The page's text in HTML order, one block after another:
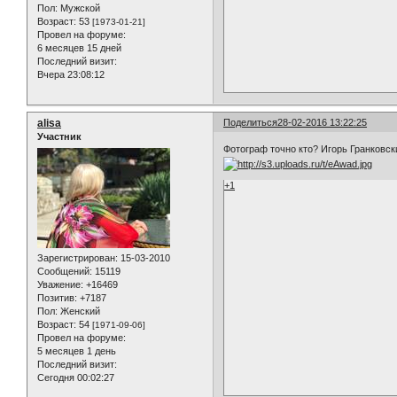
Пол: Мужской
Возраст: 53 [1973-01-21]
Провел на форуме:
6 месяцев 15 дней
Последний визит:
Вчера 23:08:12
Поделиться28-02-2016 13:22:25
alisa
Участник
Зарегистрирован: 15-03-2010
Сообщений: 15119
Уважение: +16469
Позитив: +7187
Пол: Женский
Возраст: 54 [1971-09-06]
Провел на форуме:
5 месяцев 1 день
Последний визит:
Сегодня 00:02:27
Фотограф точно кто? Игорь
+1